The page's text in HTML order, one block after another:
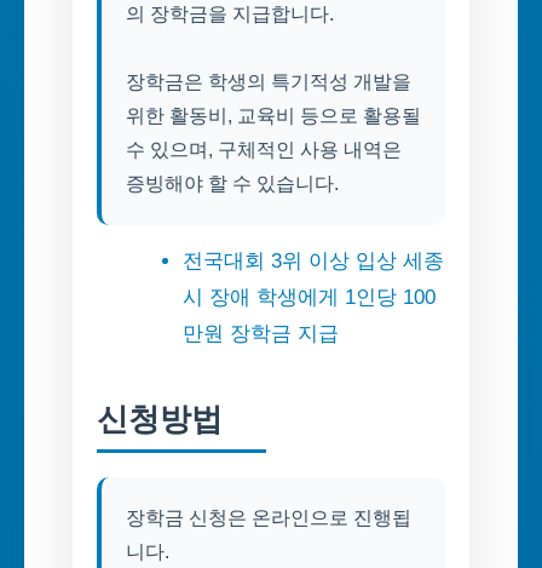
의 장학금을 지급합니다.
장학금은 학생의 특기적성 개발을
위한 활동비, 교육비 등으로 활용될
수 있으며, 구체적인 사용 내역은
증빙해야 할 수 있습니다.
전국대회 3위 이상 입상 세종
시 장애 학생에게 1인당 100
만원 장학금 지급
신청방법
장학금 신청은 온라인으로 진행됩
니다.